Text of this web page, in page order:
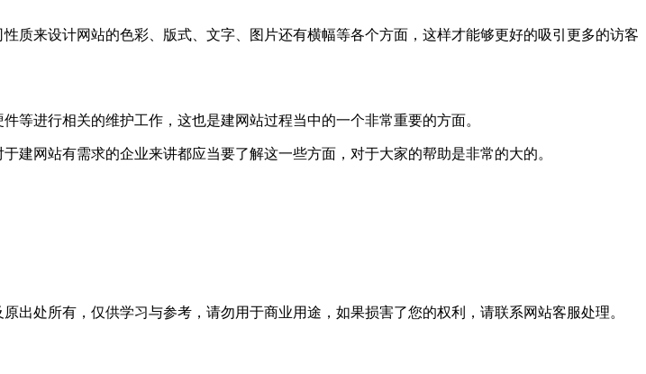
来设计网站的色彩、版式、文字、图片还有横幅等各个方面，这样才能够更好的吸引更多的访客
进行相关的维护工作，这也是建网站过程当中的一个非常重要的方面。
网站有需求的企业来讲都应当要了解这一些方面，对于大家的帮助是非常的大的。
处所有，仅供学习与参考，请勿用于商业用途，如果损害了您的权利，请联系网站客服处理。